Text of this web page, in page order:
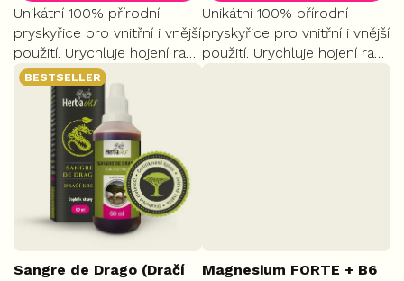
Unikátní 100% přírodní
pryskyřice pro vnitřní i vnější
použití. Urychluje hojení ran,
chrání před infekcemi a
podporuje správné trávení.
z
5
hvězdiček.
Unikátní 100% přírodní
pryskyřice pro vnitřní i vnější
použití. Urychluje hojení ran,
BESTSELLER
Sangre de Drago (Dračí
Magnesium FORTE + B6